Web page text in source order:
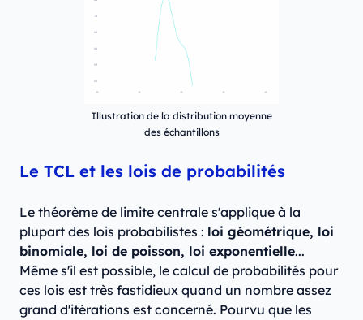
Illustration de la distribution moyenne
des échantillons
Le TCL et les lois de probabilités
Le théorème de limite centrale s'applique à la
plupart des lois probabilistes : loi géométrique, loi
binomiale, loi de poisson, loi exponentielle...
Même s'il est possible, le calcul de probabilités pour
ces lois est très fastidieux quand un nombre assez
grand d'itérations est concerné. Pourvu que les